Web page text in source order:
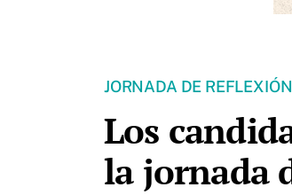
JORNADA DE REFLEXIÓN
Los
la jornada